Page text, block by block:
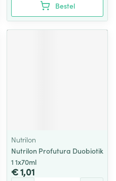
Bestel
Nutrilon
Nutrilon Profutura Duobiotik
1 1x70ml
€ 1,01